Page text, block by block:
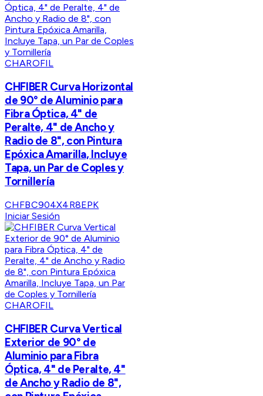
CHAROFIL
CHFIBER Curva Horizontal
de 90° de Aluminio para
Fibra Óptica, 4" de
Peralte, 4" de Ancho y
Radio de 8", con Pintura
Epóxica Amarilla, Incluye
Tapa, un Par de Coples y
Tornillería
CHFBC904X4R8EPK
Iniciar Sesión
CHAROFIL
CHFIBER Curva Vertical
Exterior de 90° de
Aluminio para Fibra
Óptica, 4" de Peralte, 4"
de Ancho y Radio de 8",